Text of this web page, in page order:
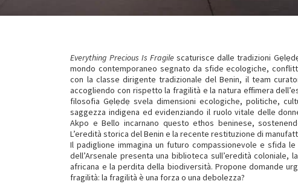
Everything Precious Is Fragilescaturisce dalle tradizioni
mondo contemporaneo segnato da sfide ecologiche,
con la classe dirigente tradizionale del Benin, il team
accogliendo con rispetto la fragilità e la natura effimera
filosofia Gẹlẹdẹ svela dimensioni ecologiche, politiche,
saggezza indigena ed evidenziando il ruolo vitale delle
Akpo e Bello incarnano questo ethos beninese,
L’eredità storica del Benin e la recente restituzione di
Il padiglione immagina un futuro compassionevole e sfida
dell’Arsenale presenta una biblioteca sull’eredità coloniale,
africana e la perdita della biodiversità. Propone domande
fragilità: la fragilità è una forza o una debolezza?